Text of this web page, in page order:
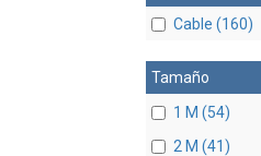
Cable (160)
Tamaño
1 M (54)
2 M (41)